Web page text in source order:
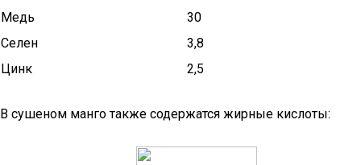
Медь
30
Селен
3,8
Цинк
2,5
В сушеном манго также содержатся жирные кислоты: